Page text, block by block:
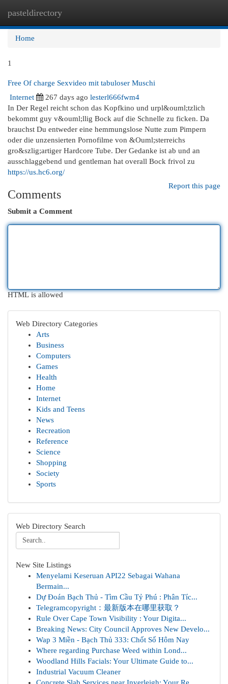
pasteldirectory
Home
1
Free Of charge Sexvideo mit tabuloser Muschi
Internet
267 days ago lesterl666fwm4
In Der Regel reicht schon das Kopfkino und urpl&ouml;tzlich
bekommt guy v&ouml;llig Bock auf die Schnelle zu ficken. Da
brauchst Du entweder eine hemmungslose Nutte zum Pimpern
oder die unzensierten Pornofilme von &Ouml;sterreichs
gro&szlig;artiger Hardcore Tube. Der Gedanke ist ab und an
ausschlaggebend und gentleman hat overall Bock frivol zu
https://us.hc6.org/
Report this page
Comments
Submit a Comment
HTML is allowed
Web Directory Categories
Arts
Business
Computers
Games
Health
Home
Internet
Kids and Teens
News
Recreation
Reference
Science
Shopping
Society
Sports
Web Directory Search
New Site Listings
Menyelami Keseruan API22 Sebagai Wahana
Bermain...
Dự Đoán Bạch Thủ - Tìm Cầu Tỷ Phú : Phân Tíc...
Telegramcopyright：最新版本在哪里获取？
Rule Over Cape Town Visibility : Your Digita...
Breaking News: City Council Approves New Develo...
Wap 3 Miền - Bạch Thủ 333: Chốt Số Hôm Nay
Where regarding Purchase Weed within Lond...
Woodland Hills Facials: Your Ultimate Guide to...
Industrial Vacuum Cleaner